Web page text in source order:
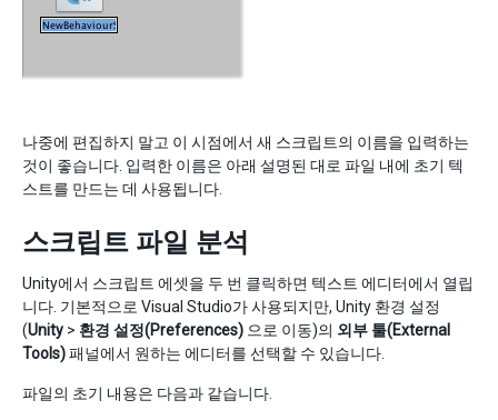
나중에 편집하지 말고 이 시점에서 새 스크립트의 이름을 입력하는
것이 좋습니다. 입력한 이름은 아래 설명된 대로 파일 내에 초기 텍
스트를 만드는 데 사용됩니다.
스크립트 파일 분석
Unity에서 스크립트 에셋을 두 번 클릭하면 텍스트 에디터에서 열립
니다. 기본적으로 Visual Studio가 사용되지만, Unity 환경 설정
(Unity > 환경 설정(Preferences) 으로 이동)의 외부 툴(External
Tools)패널에서 원하는 에디터를 선택할 수 있습니다.
파일의 초기 내용은 다음과 같습니다.